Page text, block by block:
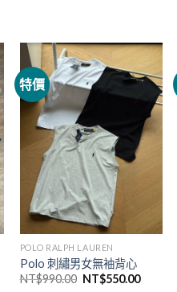
特價
POLO RALPH LAUREN
Polo 刺繡男女無袖背心
NT$990.00 NT$550.00